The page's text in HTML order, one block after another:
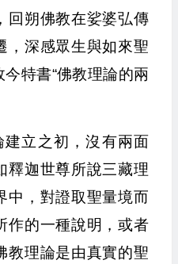
回朔佛教在娑婆弘傳
，深感眾生與如來聖
特書“佛教理論的兩
立之初，沒有兩面
釋迦世尊所說三藏理
中，對證取聖量境而
作的一種說明，或者
教理論是由真實的聖